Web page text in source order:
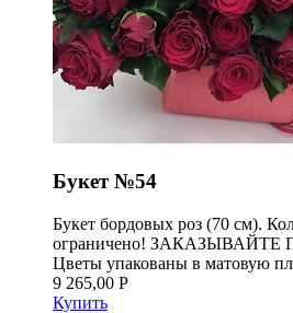
Букет №54
Букет бордовых роз (70 см).
ограничено!
Цветы упакованы в матовую
9 265,00 Р
Купить